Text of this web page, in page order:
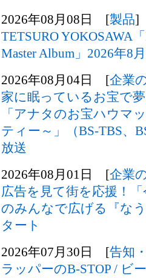
2026年08月08日 [製品]
TETSURO YOKOSAWA
Master Album」2026年8
2026年08月04日 [企業
家に眠っているお宝で
「アナタのお宝ハウマ
ティー～」（BS-TBS、
放送
2026年08月01日 [企業
広告を見て街を応援！
のみんなで広げる『な
タート
2026年07月30日 [告知
ラッパーのB-STOP / ビ